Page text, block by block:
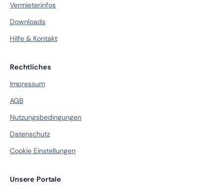
Vermieterinfos
Downloads
Hilfe & Kontakt
Rechtliches
Impressum
AGB
Nutzungsbedingungen
Datenschutz
Cookie Einstellungen
Unsere Portale